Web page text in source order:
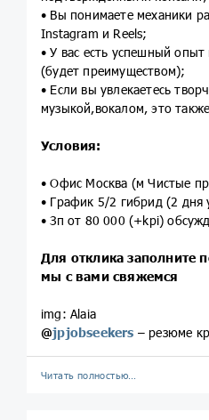
• Вы понимаете механики
Instagram и Reels;
• У вас есть успешный
(будет преимуществом);
• Если вы увлекаетесь
музыкой,вокалом, это
Условия:
• Офис Москва (м Чистые
• График 5/2 гибрид (2 дня
• Зп от 80 000 (+kpi)
Для отклика заполните
мы с вами свяжемся
img: Alaia
@jpjobseekers – резюме
Читать полностью…